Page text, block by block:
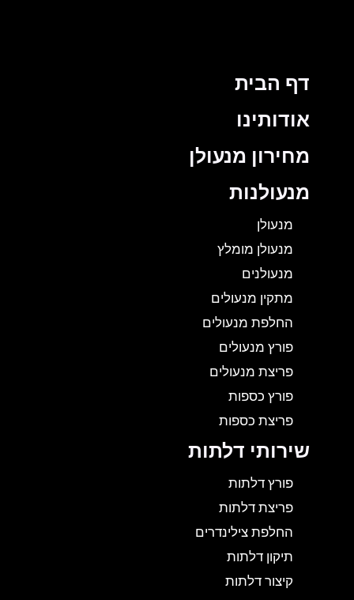
דף הבית
אודותינו
מחירון מנעולן
מנעולנות
מנעולן
מנעולן מומלץ
מנעולנים
מתקין מנעולים
החלפת מנעולים
פורץ מנעולים
פריצת מנעולים
פורץ כספות
פריצת כספות
שירותי דלתות
פורץ דלתות
פריצת דלתות
החלפת צילינדרים
תיקון דלתות
קיצור דלתות